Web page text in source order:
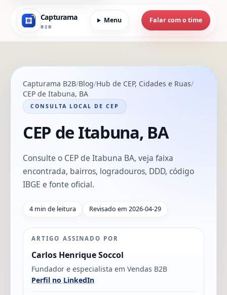
Capturama
B2B
Menu Falar com o time
Capturama B2B Blog Hub de CEP, Cidades e Ruas
CEP de Itabuna, BA
CONSULTA LOCAL DE CEP
CEP de Itabuna, BA
Consulte o CEP de Itabuna BA, veja faixa
encontrada, bairros, logradouros, DDD, código
IBGE e fonte oficial.
4 min de leitura Revisado em 2026-04-29
ARTIGO ASSINADO POR
Carlos Henrique Soccol
Fundador e especialista em Vendas B2B
Perfil no LinkedIn